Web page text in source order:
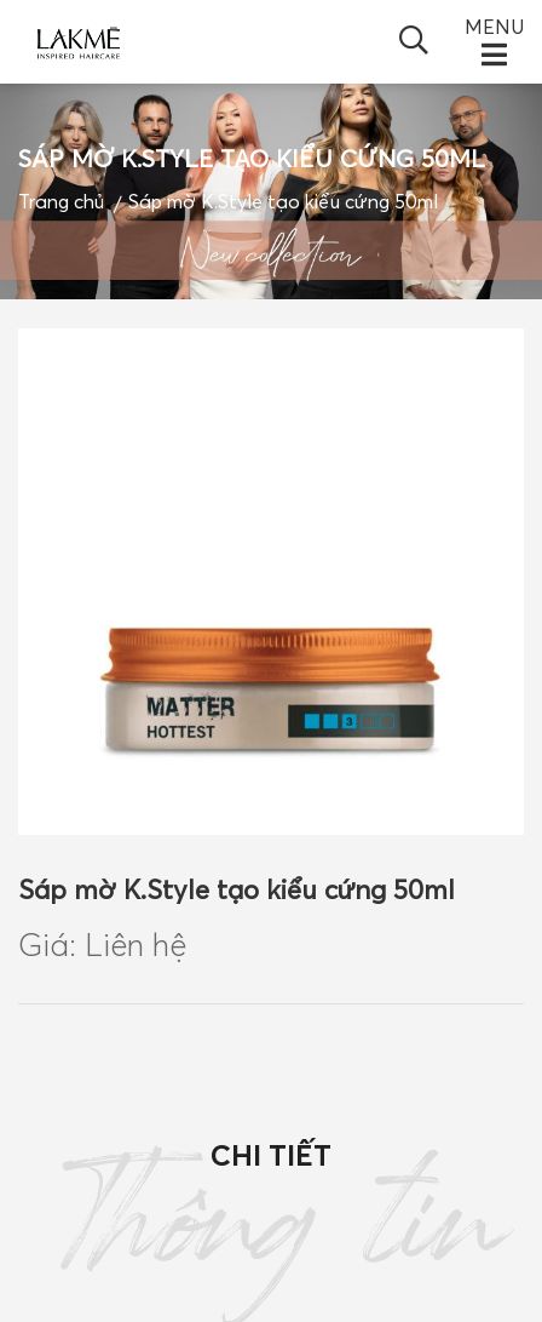
TRANG CHỦ
GIỚI THIỆU
SẢN PHẨM
MENU
Trang chủ Sáp mờ K.Style tạo kiểu cứng 50ml
SÁP MỜ K.STYLE TẠO KIỂU CỨNG 50ML
Sáp mờ K.Style tạo kiểu cứng 50ml
Giá: Liên hệ
Thông tin
CHI TIẾT